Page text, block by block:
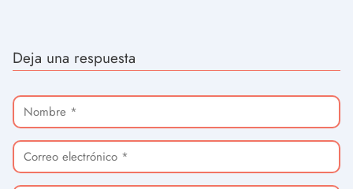
Deja una respuesta